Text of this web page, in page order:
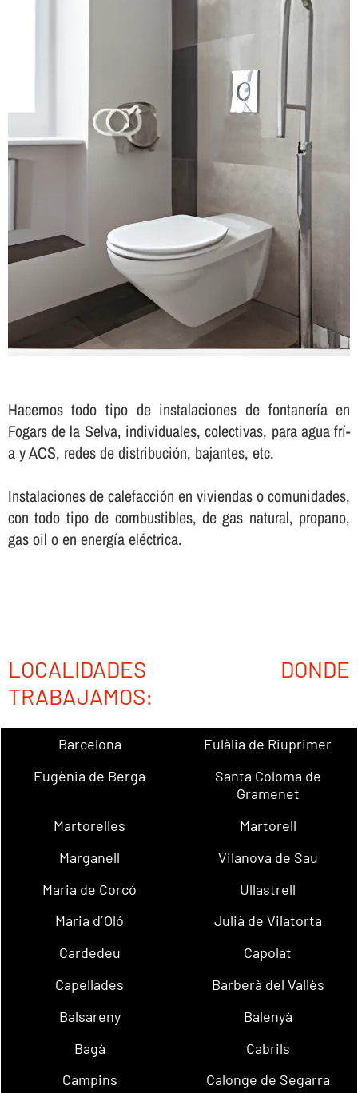
Hacemos todo tipo de instalaciones de fontanerí­a en
Fogars de la Selva, individuales, colectivas, para agua frí­
a y ACS, redes de distribución, bajantes, etc.
Instalaciones de calefacción en viviendas o comunidades,
con todo tipo de combustibles, de gas natural, propano,
gas oil o en energí­a eléctrica.
LOCALIDADES DONDE
TRABAJAMOS:
Barcelona
Eulàlia de Riuprimer
Eugènia de Berga
Santa Coloma de
Gramenet
Martorelles
Martorell
Marganell
Vilanova de Sau
Maria de Corcó
Ullastrell
Maria d´Oló
Julià de Vilatorta
Cardedeu
Capolat
Capellades
Barberà del Vallès
Balsareny
Balenyà
Bagà
Cabrils
Campins
Calonge de Segarra